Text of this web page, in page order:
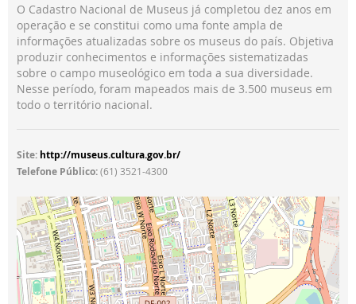
O Cadastro Nacional de Museus já completou dez anos em
operação e se constitui como uma fonte ampla de
informações atualizadas sobre os museus do país. Objetiva
produzir conhecimentos e informações sistematizadas
sobre o campo museológico em toda a sua diversidade.
Nesse período, foram mapeados mais de 3.500 museus em
todo o território nacional.
Site: http://museus.cultura.gov.br/
Telefone Público: (61) 3521-4300